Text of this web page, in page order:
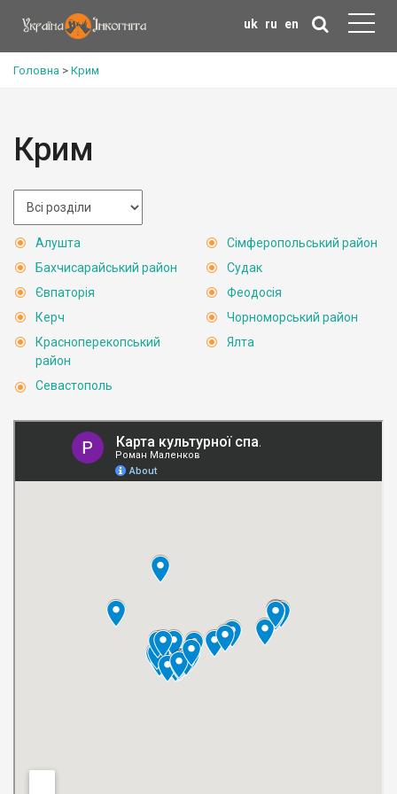
uk ru en
Головна > Крим
Крим
Алушта
Бахчисарайський район
Євпаторія
Керч
Красноперекопський
район
Севастополь
Сімферопольський район
Судак
Феодосія
Чорноморський район
Ялта